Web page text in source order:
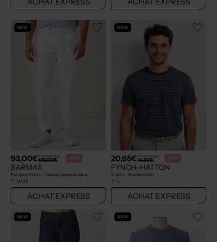
NEW
93,00€Prix boutique :
186,00€ -50%
BARMAS
Pantalon chino - Tissage popeline blanc
T : W33
ACHAT EXPRESS
NEW
20,65€Prix boutique :
41,30€ -50%
FYNCH-HATTON
T-shirt - Broderie bleu
T : L
ACHAT EXPRESS
NEW NEW